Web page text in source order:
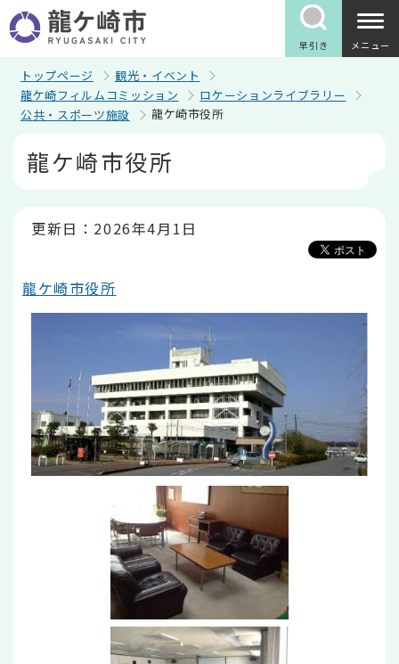
の
ペ
早引き メニュー
トップページ
観光・イベント
龍ケ崎フィルムコミッション
ロケーションライブラリー
公共・スポーツ施設
龍ケ崎市役所
龍ケ崎市役所
更新日：2026年4月1日
龍ケ崎市役所